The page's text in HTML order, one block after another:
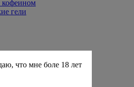
кофеином
гели
что мне боле 18 лет